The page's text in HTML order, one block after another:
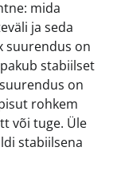
mida
ja seda
suurendus on
stabiilset
on
rohkem
või tuge. Üle
stabiilsena